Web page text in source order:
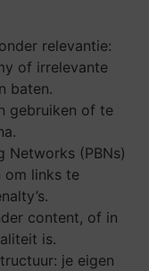
relevantie:
of irrelevante
baten.
gebruiken of te
Networks (PBNs)
om links te
content, of in
is.
je eigen